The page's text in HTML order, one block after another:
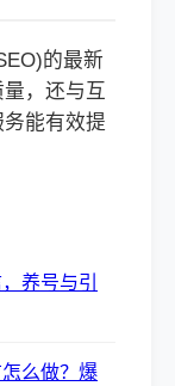
的最新
，还与互
能有效提
养号与引
么做？爆